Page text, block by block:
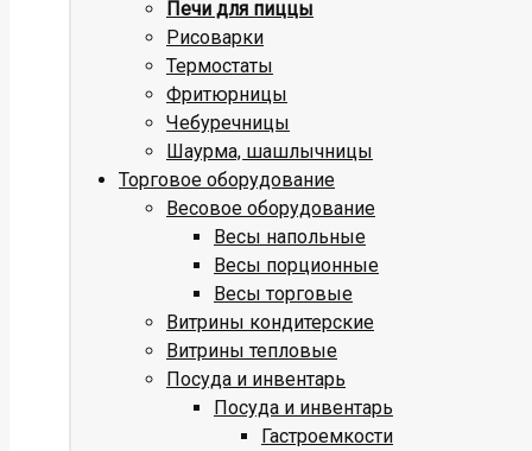
Печи для пиццы
Рисоварки
Термостаты
Фритюрницы
Чебуречницы
Шаурма, шашлычницы
Торговое оборудование
Весовое оборудование
Весы напольные
Весы порционные
Весы торговые
Витрины кондитерские
Витрины тепловые
Посуда и инвентарь
Посуда и инвентарь
Гастроемкости